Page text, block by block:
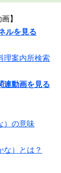
】
ルを見る
理案内所検索
連動画を見る
）の意味
な）とは？